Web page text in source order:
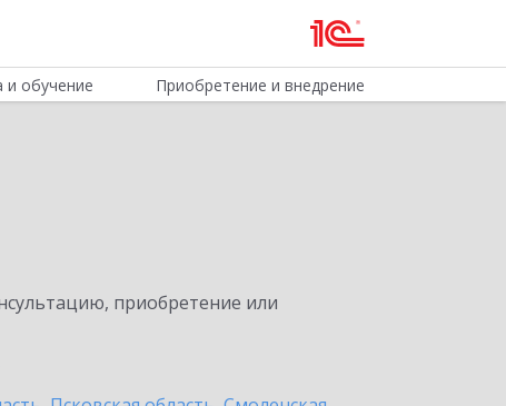
и обучение Приобретение и внедрение
приобретение или